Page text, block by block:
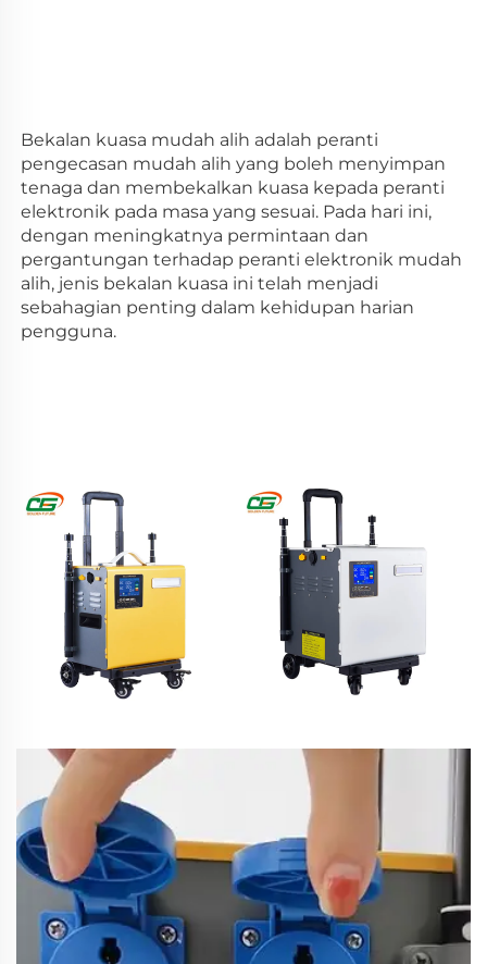
Bekalan kuasa mudah alih adalah peranti
pengecasan mudah alih yang boleh menyimpan
tenaga dan membekalkan kuasa kepada peranti
elektronik pada masa yang sesuai. Pada hari ini,
dengan meningkatnya permintaan dan
pergantungan terhadap peranti elektronik mudah
alih, jenis bekalan kuasa ini telah menjadi
sebahagian penting dalam kehidupan harian
pengguna.